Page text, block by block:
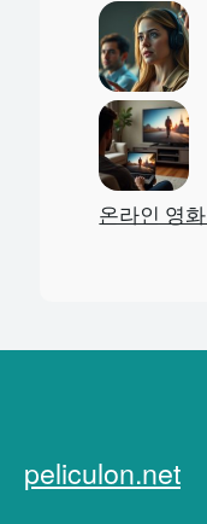
온라인 영
peliculon.net